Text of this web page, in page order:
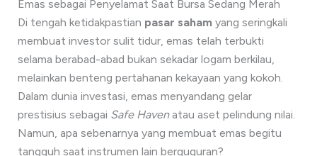
Emas sebagai Penyelamat Saat Bursa Sedang Merah
Di tengah ketidakpastian pasar saham yang seringkali
membuat investor sulit tidur, emas telah terbukti
selama berabad-abad bukan sekadar logam berkilau,
melainkan benteng pertahanan kekayaan yang kokoh.
Dalam dunia investasi, emas menyandang gelar
prestisius sebagai Safe Havenatau aset pelindung nilai.
Namun, apa sebenarnya yang membuat emas begitu
tangguh saat instrumen lain berguguran?